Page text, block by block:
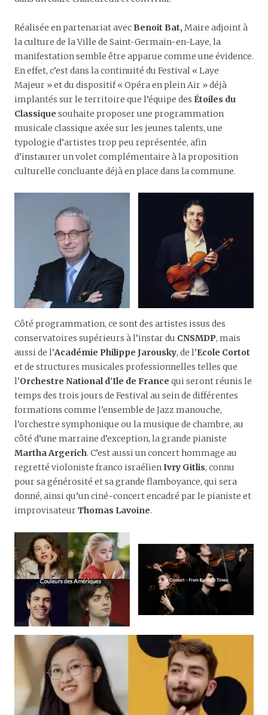
Réalisée en partenariat avec Benoit Bat, Maire adjoint à
la culture de la Ville de Saint-Germain-en-Laye, la
manifestation semble être apparue comme une évidence.
En effet, c’est dans la continuité du Festival « Laye
Majeur » et du dispositif « Opéra en plein Air » déjà
implantés sur le territoire que l’équipe des Étoiles du
Classique souhaite proposer une programmation
musicale classique axée sur les jeunes talents, une
typologie d’artistes trop peu représentée, afin
d’instaurer un volet complémentaire à la proposition
culturelle concluante déjà en place dans la commune.
Côté programmation, ce sont des artistes issus des
conservatoires supérieurs à l’instar du CNSMDP, mais
aussi de l’Académie Philippe Jarousky, de l’Ecole Cortot
et de structures musicales professionnelles telles que
l’Orchestre National d’Ile de France qui seront réunis le
temps des trois jours de Festival au sein de différentes
formations comme l’ensemble de Jazz manouche,
l’orchestre symphonique ou la musique de chambre, au
côté d’une marraine d’exception, la grande pianiste
Martha Argerich. C’est aussi un concert hommage au
regretté violoniste franco israélienIvry Gitlis, connu
pour sa générosité et sa grande flamboyance, qui sera
donné, ainsi qu’un ciné-concert encadré par le pianiste et
improvisateurThomas Lavoine.